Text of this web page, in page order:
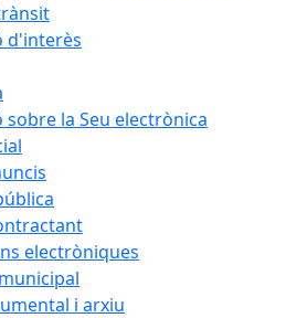
d'interès
la Seu electrònica
electròniques
i arxiu